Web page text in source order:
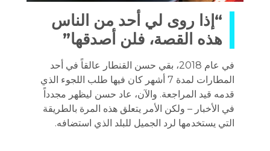
“إذا روى لي أحد من الناس
هذه القصة، فلن أصدقها”
في عام 2018، بقي حسن القنطار عالقاً في أحد
المطارات لمدة 7 أشهر كان فيها طلب اللجوء الذي
قدمه قيد المراجعة. والآن، عاد حسن ليظهر مجدداً
في الأخبار – ولكن الأمر يتعلق هذه المرة بالطريقة
التي يستخدمها لرد الجميل للبلد الذي استضافه.